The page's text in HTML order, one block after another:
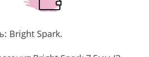
Bright Spark.